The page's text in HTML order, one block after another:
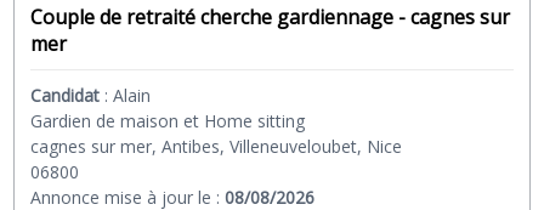
Couple de retraité cherche gardiennage - cagnes sur
mer
Candidat :Alain
Gardien de maison et Home sitting
cagnes sur mer, Antibes, Villeneuveloubet, Nice
06800
Annonce mise à jour le :08/08/2026